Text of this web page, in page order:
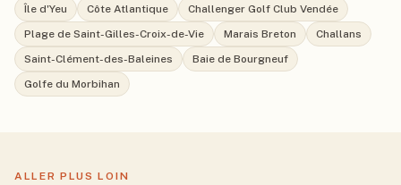
Île d'Yeu
Côte Atlantique
Challenger Golf Club Vendée
Plage de Saint-Gilles-Croix-de-Vie
Marais Breton
Challans
Saint-Clément-des-Baleines
Baie de Bourgneuf
Golfe du Morbihan
ALLER PLUS LOIN